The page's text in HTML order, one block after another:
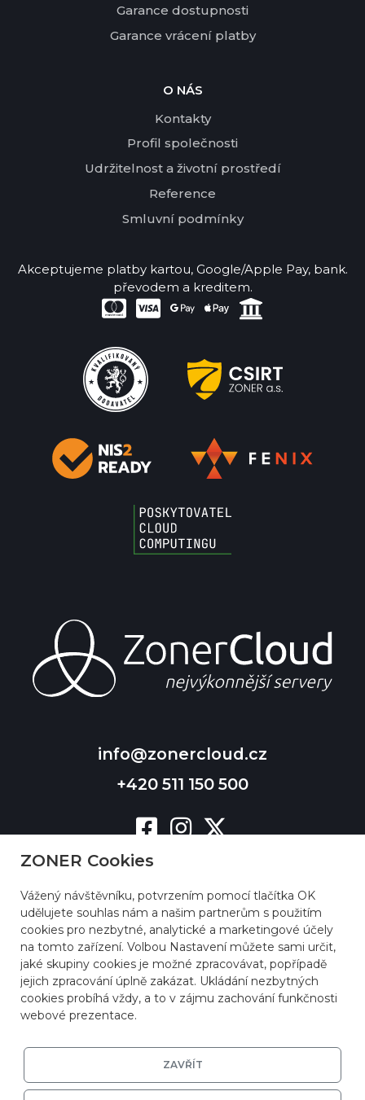
info@zonercloud.cz
+420 511 150 500
Garance dostupnosti
Garance vrácení platby
O NÁS
Kontakty
Profil společnosti
Udržitelnost a životní prostředí
Reference
Smluvní podmínky
Akceptujeme platby kartou, Google/Apple Pay, bank.
převodem a kreditem.
ZONER Cookies
Vážený návštěvníku, potvrzením pomocí tlačítka OK
udělujete souhlas nám a našim partnerům s použitím
cookies pro nezbytné, analytické a marketingové účely
na tomto zařízení. Volbou Nastavení můžete sami určit,
jaké skupiny cookies je možné zpracovávat, popřípadě
jejich zpracování úplně zakázat. Ukládání nezbytných
cookies probíhá vždy, a to v zájmu zachování funkčnosti
webové prezentace.
ZAVŘÍT